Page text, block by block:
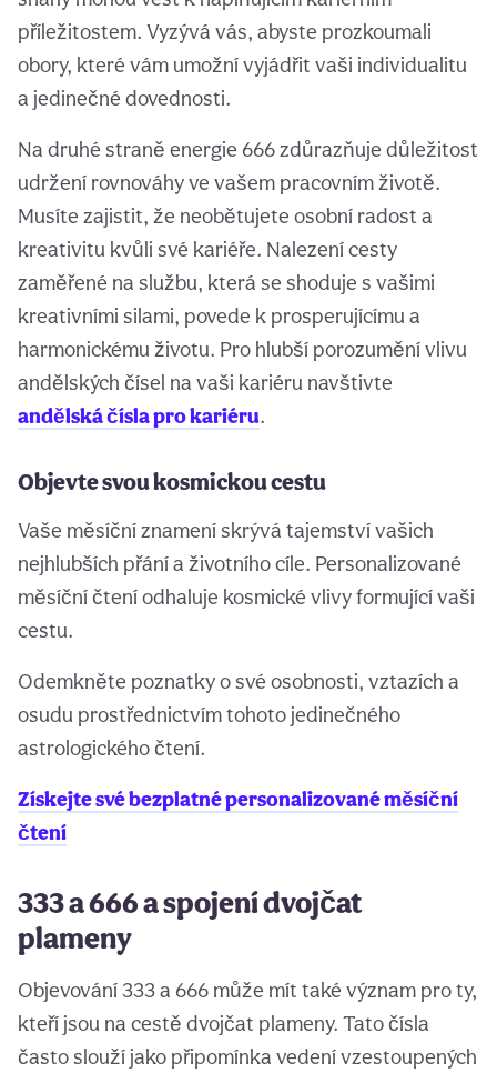
příležitostem. Vyzývá vás, abyste prozkoumali
obory, které vám umožní vyjádřit vaši individualitu
a jedinečné dovednosti.
Na druhé straně energie 666 zdůrazňuje důležitost
udržení rovnováhy ve vašem pracovním životě.
Musíte zajistit, že neobětujete osobní radost a
kreativitu kvůli své kariéře. Nalezení cesty
zaměřené na službu, která se shoduje s vašimi
kreativními silami, povede k prosperujícímu a
harmonickému životu. Pro hlubší porozumění vlivu
andělských čísel na vaši kariéru navštivte
andělská čísla pro kariéru.
Objevte svou kosmickou cestu
Vaše měsíční znamení skrývá tajemství vašich
nejhlubších přání a životního cíle. Personalizované
měsíční čtení odhaluje kosmické vlivy formující vaši
cestu.
Odemkněte poznatky o své osobnosti, vztazích a
osudu prostřednictvím tohoto jedinečného
astrologického čtení.
Získejte své bezplatné personalizované měsíční
čtení
333 a 666 a spojení dvojčat
plameny
Objevování 333 a 666 může mít také význam pro ty,
kteří jsou na cestě dvojčat plameny. Tato čísla
často slouží jako připomínka vedení vzestoupených